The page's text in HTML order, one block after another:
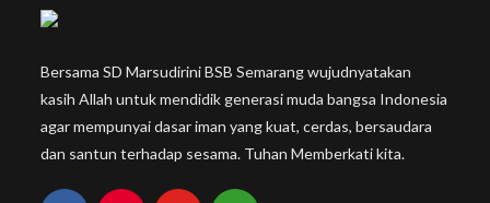
Bersama SD Marsudirini BSB Semarang wujudnyatakan
kasih Allah untuk mendidik generasi muda bangsa Indonesia
agar mempunyai dasar iman yang kuat, cerdas, bersaudara
dan santun terhadap sesama. Tuhan Memberkati kita.